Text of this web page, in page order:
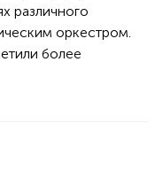
различного
оркестром.
более